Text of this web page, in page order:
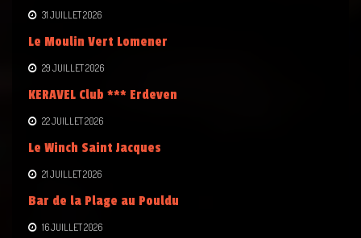
31 JUILLET 2026
Le Moulin Vert Lomener
29 JUILLET 2026
KERAVEL Club *** Erdeven
22 JUILLET 2026
Le Winch Saint Jacques
21 JUILLET 2026
Bar de la Plage au Pouldu
16 JUILLET 2026